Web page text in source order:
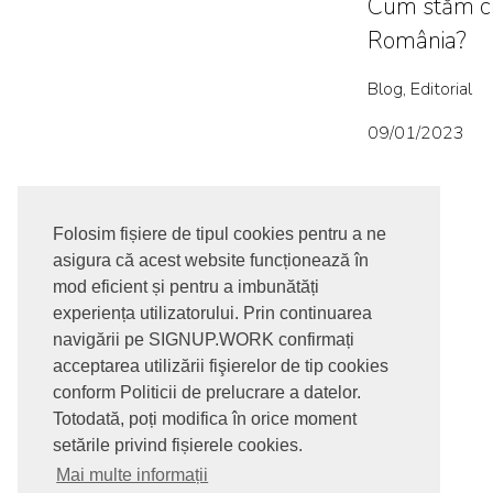
Folosim fișiere de tipul cookies pentru a ne
asigura că acest website funcționează în
mod eficient și pentru a imbunătăți
experiența utilizatorului. Prin continuarea
navigării pe SIGNUP.WORK confirmați
acceptarea utilizării fişierelor de tip cookies
conform Politicii de prelucrare a datelor.
Totodată, poți modifica în orice moment
setările privind fișierele cookies.
Mai multe informații
Cum stăm
România?
Blog, Editorial
09/01/2023